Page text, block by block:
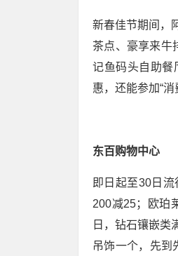
新春佳节期间，
茶点、豪享来牛
记鱼码头自助餐
惠，还能参加“
东百购物中心
即日起至30日
200减25；欧珀
日，钻石镶嵌类
吊饰一个，先到